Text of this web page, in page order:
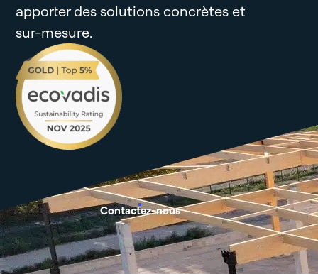
apporter des solutions concrètes et
sur-mesure.
Contactez-nous